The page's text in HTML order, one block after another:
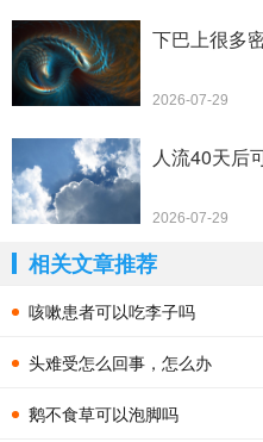
下巴上很多
2026-07-29
人流40天后
2026-07-29
相关文章推荐
咳嗽患者可以吃李子吗
头难受怎么回事，怎么办
鹅不食草可以泡脚吗